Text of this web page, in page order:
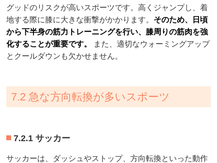
グッドのリスクが高いスポーツです。高くジャンプし、着
地する際に膝に大きな衝撃がかかります。 そのため、日頃
から下半身の筋力トレーニングを行い、膝周りの筋肉を強
化することが重要です。
また、適切なウォーミングアップ
とクールダウンも欠かせません。
7.2 急な方向転換が多いスポーツ
7.2.1 サッカー
サッカーは、ダッシュやストップ、方向転換といった動作